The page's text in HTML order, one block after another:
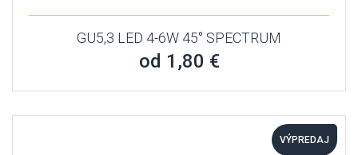
GU5,3 LED 4-6W 45° SPECTRUM
od 1,80 €
VÝPREDAJ